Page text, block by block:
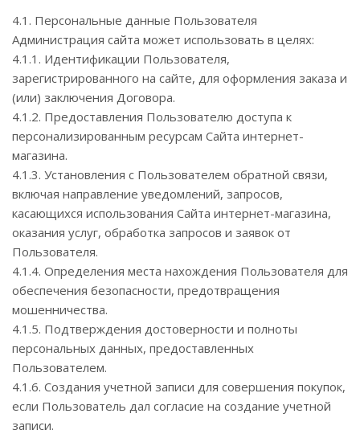
4.1. Персональные данные Пользователя
Администрация сайта может использовать в целях:
4.1.1. Идентификации Пользователя,
зарегистрированного на сайте, для оформления заказа и
(или) заключения Договора.
4.1.2. Предоставления Пользователю доступа к
персонализированным ресурсам Сайта интернет-
магазина.
4.1.3. Установления с Пользователем обратной связи,
включая направление уведомлений, запросов,
касающихся использования Сайта интернет-магазина,
оказания услуг, обработка запросов и заявок от
Пользователя.
4.1.4. Определения места нахождения Пользователя для
обеспечения безопасности, предотвращения
мошенничества.
4.1.5. Подтверждения достоверности и полноты
персональных данных, предоставленных
Пользователем.
4.1.6. Создания учетной записи для совершения покупок,
если Пользователь дал согласие на создание учетной
записи.